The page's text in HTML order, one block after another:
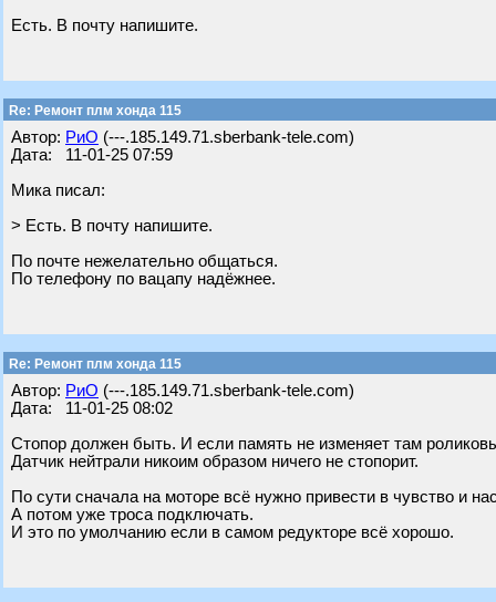
Есть. В почту напишите.
Re: Ремонт плм хонда 115
Автор: РиО (---.185.149.71.sberbank-tele.com)
Дата: 11-01-25 07:59
Мика писал:
> Есть. В почту напишите.
По почте нежелательно общаться.
По телефону по вацапу надёжнее.
Re: Ремонт плм хонда 115
Автор: РиО (---.185.149.71.sberbank-tele.com)
Дата: 11-01-25 08:02
Стопор должен быть. И если память не изменяет там
Датчик нейтрали никоим образом ничего не стопорит.
По сути сначала на моторе всё нужно привести в чувство и
А потом уже троса подключать.
И это по умолчанию если в самом редукторе всё хорошо.